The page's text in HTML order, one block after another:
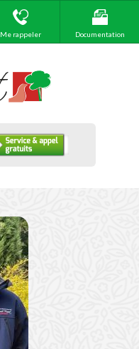
Me rappeler Documentation